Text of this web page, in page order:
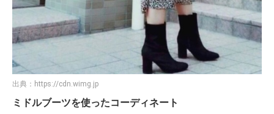
出典： https://cdn.wimg.jp
ミドルブーツを使ったコーディネート